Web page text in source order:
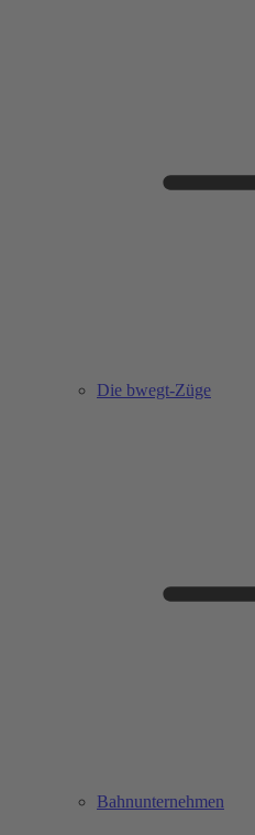
Die bwegt-Züge
Bahnunternehmen